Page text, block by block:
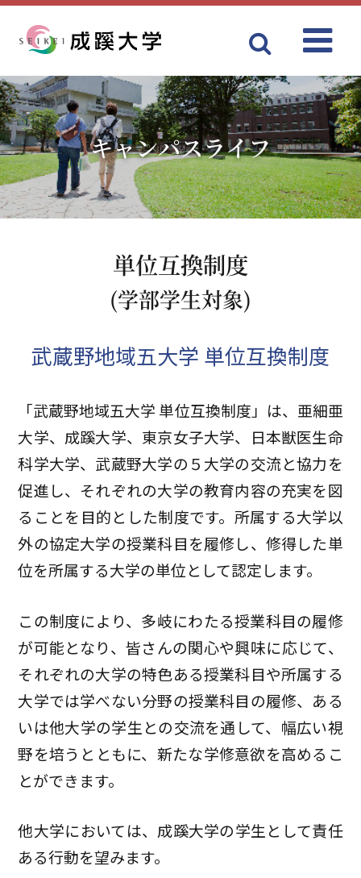
キャンパスライフ
単位互換制度
(学部学生対象)
武蔵野地域五大学 単位互換制度
「武蔵野地域五大学 単位互換制度」は、亜細亜
大学、成蹊大学、東京女子大学、日本獣医生命
科学大学、武蔵野大学の５大学の交流と協力を
促進し、それぞれの大学の教育内容の充実を図
ることを目的とした制度です。所属する大学以
外の協定大学の授業科目を履修し、修得した単
位を所属する大学の単位として認定します。
この制度により、多岐にわたる授業科目の履修
が可能となり、皆さんの関心や興味に応じて、
それぞれの大学の特色ある授業科目や所属する
大学では学べない分野の授業科目の履修、ある
いは他大学の学生との交流を通して、幅広い視
野を培うとともに、新たな学修意欲を高めるこ
とができます。
他大学においては、成蹊大学の学生として責任
ある行動を望みます。